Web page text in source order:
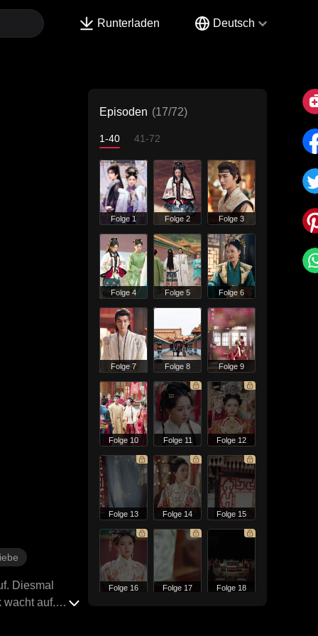
Runterladen Deutsch
Diesmal
wacht auf.
Episoden (17/72)
1-40 41-72
Folge 1 Folge 2 Folge 3
Folge 4 Folge 5 Folge 6
Folge 7 Folge 8 Folge 9
Folge 10 Folge 11 Folge 12
Folge 13 Folge 14 Folge 15
Folge 16 Folge 17 Folge 18